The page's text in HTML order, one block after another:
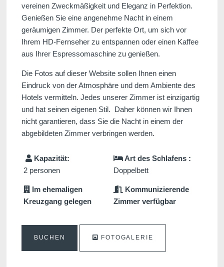
vereinen Zweckmäßigkeit und Eleganz in Perfektion.
Genießen Sie eine angenehme Nacht in einem
geräumigen Zimmer. Der perfekte Ort, um sich vor
Ihrem HD-Fernseher zu entspannen oder einen Kaffee
aus Ihrer Espressomaschine zu genießen.
Die Fotos auf dieser Website sollen Ihnen einen
Eindruck von der Atmosphäre und dem Ambiente des
Hotels vermitteln. Jedes unserer Zimmer ist einzigartig
und hat seinen eigenen Stil. Daher können wir Ihnen
nicht garantieren, dass Sie die Nacht in einem der
abgebildeten Zimmer verbringen werden.
Kapazität:
2 personen
Art des Schlafens :
Doppelbett
Im ehemaligen
Kreuzgang gelegen
Kommunizierende
Zimmer verfügbar
BUCHEN FOTOGALERIE